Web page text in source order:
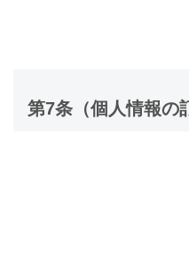
第7条（個人情報の